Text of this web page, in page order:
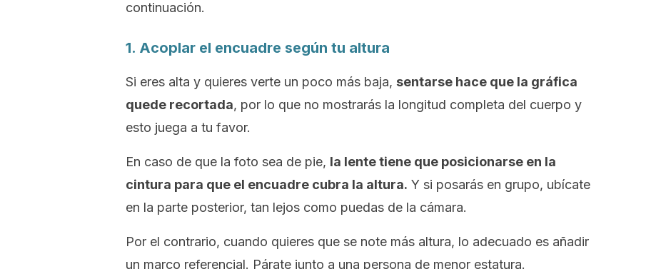
continuación.
1. Acoplar el encuadre según tu altura
Si eres alta y quieres verte un poco más baja, sentarse hace que la gráfica
quede recortada, por lo que no mostrarás la longitud completa del cuerpo y
esto juega a tu favor.
En caso de que la foto sea de pie, la lente tiene que posicionarse en la
cintura para que el encuadre cubra la altura. Y si posarás en grupo, ubícate
en la parte posterior, tan lejos como puedas de la cámara.
Por el contrario, cuando quieres que se note más altura, lo adecuado es añadir
un marco referencial. Párate junto a una persona de menor estatura.